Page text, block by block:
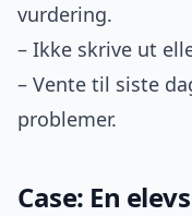
vurdering.
– Ikke skrive ut
– Vente til siste
problemer.
Case: En